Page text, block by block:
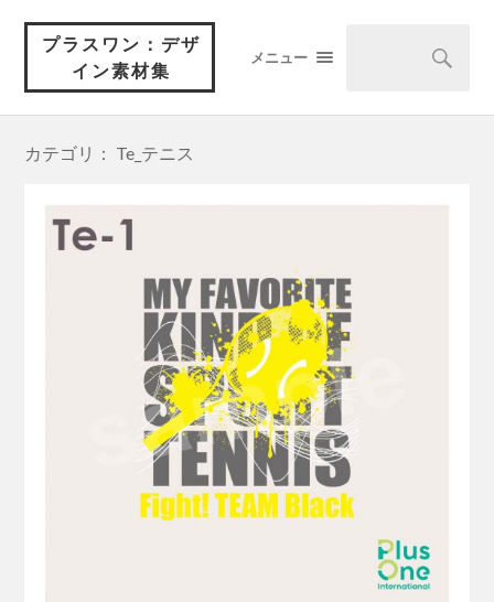
プラスワン：デザ
イン素材集
メニュー
カテゴリ： Te_テニス